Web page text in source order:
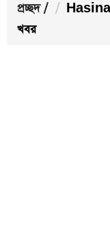
প্রচ্ছদ /
খবর